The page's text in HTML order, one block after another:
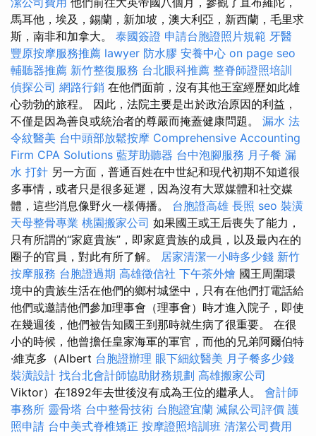
馬耳他，埃及，錫蘭，新加坡，澳大利亞，新西蘭，毛里求
斯，南非和加拿大。 泰國簽證 申請台胞證照片規範 牙醫
豐原按摩服務推薦 lawyer 防水膠 安養中心 on page seo
輔聽器推薦 新竹整復服務 台北眼科推薦 整脊師證照培訓
偵探公司 網路行銷 在他們面前，沒有其他王室經歷如此雄
心勃勃的旅程。 因此，法院主要是出於政治原因的利益，
不僅是因為善良或統治者的尊嚴而掩蓋健康問題。 漏水 法
令紋醫美 台中頭部放鬆按摩 Comprehensive Accounting
Firm CPA Solutions 藍芽助聽器 台中泡腳服務 月子餐 漏
水 打針 另一方面，普通百姓在中世紀和現代初期不知道很
多事情，或者只是很多延遲，因為沒有大眾媒體和社交媒
體，這些消息像野火一樣傳播。 台胞證高雄 長照 seo 裝潢
天母整骨專業 桃園搬家公司 如果國王或王后喪失了能力，
只有所謂的“家庭貴族”，即家庭貴族的成員，以及最內在的
圈子的官員，對此有所了解。 居家清潔一小時多少錢 新竹
按摩服務 台胞證過期 高雄徵信社 下午茶外燴 國王周圍環
境中的貴族生活在他們的鄉村城堡中，只有在他們打電話給
他們或邀請他們參加理事會（理事會）時才進入院子，即使
在幾週後，他們被告知國王到那時就生病了很重要。 在很
小的時候，他曾擔任皇家海軍的軍官，而他的兄弟阿爾伯特
·維克多（Albert 台胞證辦理 眼下細紋醫美 月子餐多少錢
裝潢設計 找台北會計師協助財務規劃 高雄搬家公司
Viktor）在1892年去世後沒有成為王位的繼承人。 會計師
事務所 靈骨塔 台中整骨技術 台胞證宜蘭 滅鼠公司評價 護
照申請 台中美式脊椎矯正 按摩證照培訓班 清潔公司費用